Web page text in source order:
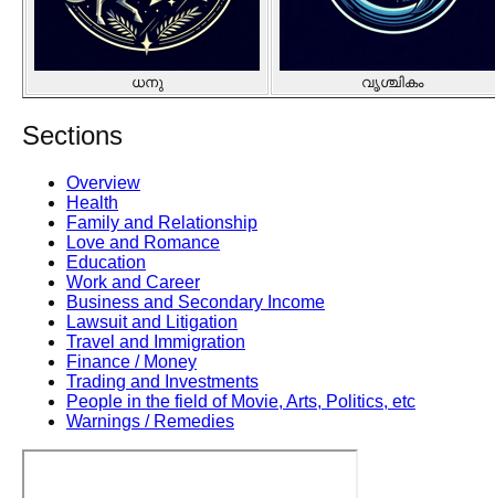
ധനു വൃശ്ചികം
Sections
Overview
Health
Family and Relationship
Love and Romance
Education
Work and Career
Business and Secondary Income
Lawsuit and Litigation
Travel and Immigration
Finance / Money
Trading and Investments
People in the field of Movie, Arts, Politics, etc
Warnings / Remedies